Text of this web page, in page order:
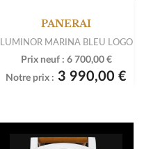
PANERAI
LUMINOR MARINA BLEU LOGO
Prix neuf : 6 700,00 €
Notre prix : 3 990,00 €